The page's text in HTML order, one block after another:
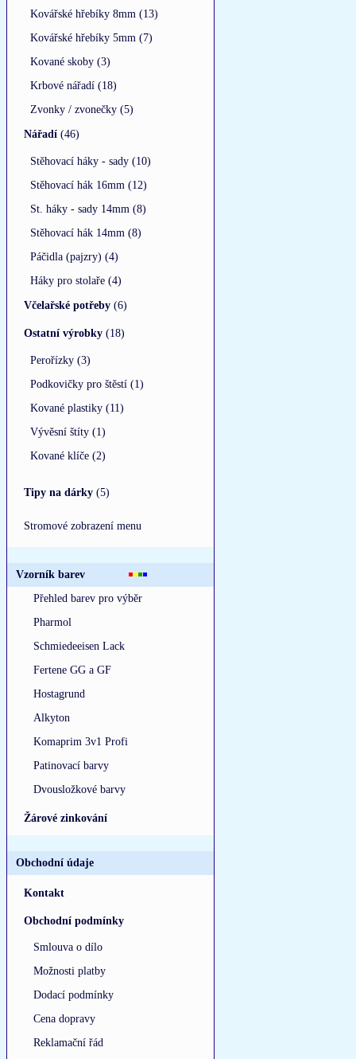
Kovářské hřebíky 8mm (13)
Kovářské hřebíky 5mm (7)
Kované skoby (3)
Krbové nářadí (18)
Zvonky / zvonečky (5)
Nářadí (46)
Stěhovací háky - sady (10)
Stěhovací hák 16mm (12)
St. háky - sady 14mm (8)
Stěhovací hák 14mm (8)
Páčidla (pajzry) (4)
Háky pro stolaře (4)
Včelařské potřeby (6)
Ostatní výrobky (18)
Perořízky (3)
Podkovičky pro štěstí (1)
Kované plastiky (11)
Vývěsní štíty (1)
Kované klíče (2)
Tipy na dárky (5)
Stromové zobrazení menu
Vzorník barev
Přehled barev pro výběr
Pharmol
Schmiedeeisen Lack
Fertene GG a GF
Hostagrund
Alkyton
Komaprim 3v1 Profi
Patinovací barvy
Dvousložkové barvy
Žárové zinkování
Obchodní údaje
Kontakt
Obchodní podmínky
Smlouva o dílo
Možnosti platby
Dodací podmínky
Cena dopravy
Reklamační řád